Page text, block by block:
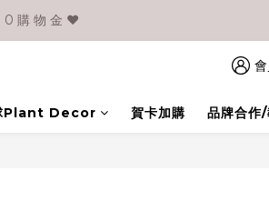
0 購 物 金 ❤️
Plant Decor 賀卡加購 品牌合作